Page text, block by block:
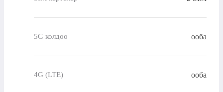
5G колдоо ооба
4G (LTE) ооба